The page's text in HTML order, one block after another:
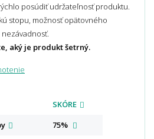
posúdiť udržateľnosť produktu.
stopu, možnosť opätovného
aký je produkt šetrný.
SKÓRE
75%